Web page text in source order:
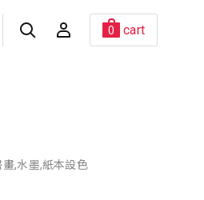
0 cart
,水墨,紙本設色